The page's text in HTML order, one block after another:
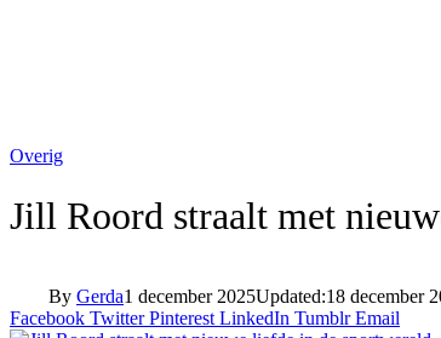
Overig
Jill Roord straalt met
By Gerda1 december 2025Updated:18 december
Facebook Twitter Pinterest LinkedIn Tumblr Email